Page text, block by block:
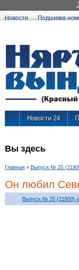
Новости Подшивка
Новости 24
Вы здесь
Главная » Выпуск № 25
Он любил
Выпуск № 25 (21800)